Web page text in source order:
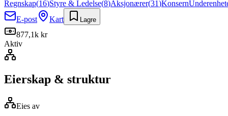
Regnskap(16)Styre & Ledelse(8)Aksjonærer(31)Konsern
E-post
Kart Lagre
877,1k kr
Aktiv
Eierskap & struktur
Eies av